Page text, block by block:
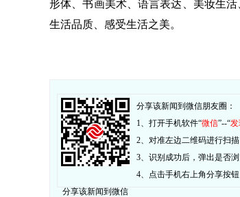
形体、书画美术、语言表达、美妆生
生活品质、感受生活之美。
分享该新闻到微信
分享该新闻到微信朋友圈：
1、打开手机软件“微信”--“
2、对准左边二维码进行扫描
3、识别成功后，弹出是否
4、点击手机右上角分享按钮